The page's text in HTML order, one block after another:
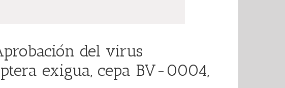
del virus
exigua, cepa BV-0004,